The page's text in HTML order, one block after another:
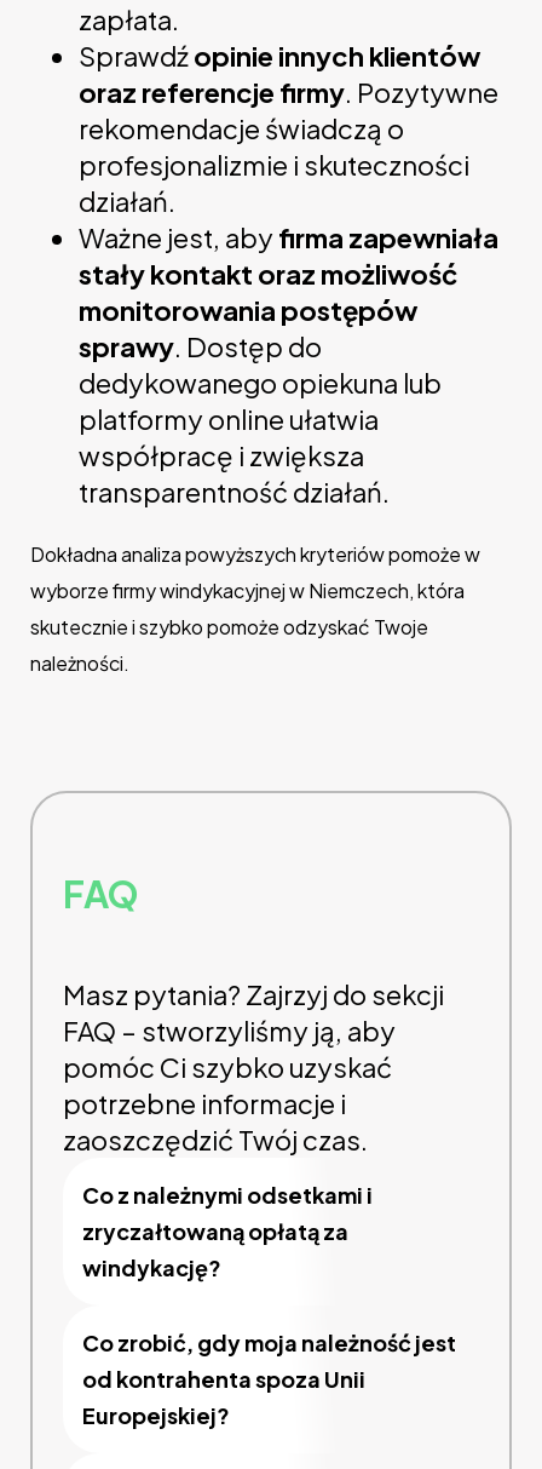
zapłata.
Sprawdźopinie innych klientów
oraz referencje firmy. Pozytywne
rekomendacje świadczą o
profesjonalizmie i skuteczności
działań.
Ważne jest, aby firma zapewniała
stały kontakt oraz możliwość
monitorowania postępów
sprawy. Dostęp do
dedykowanego opiekuna lub
platformy online ułatwia
współpracę i zwiększa
transparentność działań.
Dokładna analiza powyższych kryteriów pomoże w
wyborze firmy windykacyjnej w Niemczech, która
skutecznie i szybko pomoże odzyskać Twoje
należności.
FAQ
Masz pytania? Zajrzyj do sekcji
FAQ – stworzyliśmy ją, aby
pomóc Ci szybko uzyskać
potrzebne informacje i
zaoszczędzić Twój czas.
Co z należnymi odsetkami i
zryczałtowaną opłatą za
windykację?
Co zrobić, gdy moja należność jest
od kontrahenta spoza Unii
Europejskiej?